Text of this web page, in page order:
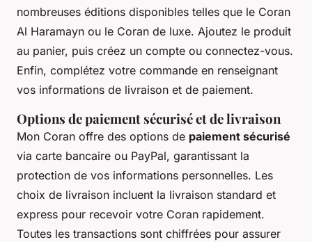
nombreuses éditions disponibles telles que le Coran
Al Haramayn ou le Coran de luxe. Ajoutez le produit
au panier, puis créez un compte ou connectez-vous.
Enfin, complétez votre commande en renseignant
vos informations de livraison et de paiement.
Options de paiement sécurisé et de livraison
Mon Coran offre des options de paiement sécurisé
via carte bancaire ou PayPal, garantissant la
protection de vos informations personnelles. Les
choix de livraison incluent la livraison standard et
express pour recevoir votre Coran rapidement.
Toutes les transactions sont chiffrées pour assurer